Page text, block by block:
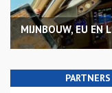
MIJNBOUW, EU EN